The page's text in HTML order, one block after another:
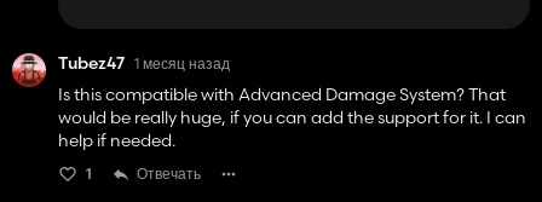
Tubez47 1 месяц назад
Is this compatible with Advanced Damage System? That
would be really huge, if you can add the support for it. I can
help if needed.
1 Отвечать